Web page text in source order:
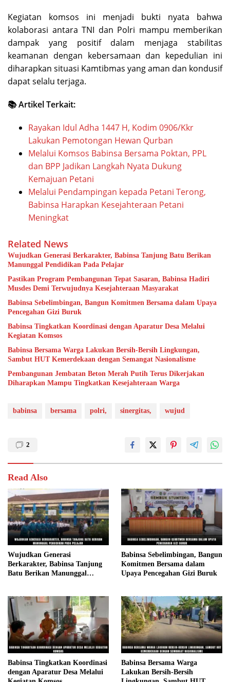
Kegiatan komsos ini menjadi bukti nyata bahwa
kolaborasi antara TNI dan Polri mampu memberikan
dampak yang positif dalam menjaga stabilitas
keamanan dengan kebersamaan dan kepedulian ini
diharapkan situasi Kamtibmas yang aman dan kondusif
dapat selalu terjaga.
📚 Artikel Terkait:
Rayakan Idul Adha 1447 H, Kodim 0906/Kkr
Lakukan Pemotongan Hewan Qurban
Melalui Komsos Babinsa Bersama Poktan, PPL
dan BPP Jadikan Langkah Nyata Dukung
Kemajuan Petani
Melalui Pendampingan kepada Petani Terong,
Babinsa Harapkan Kesejahteraan Petani
Meningkat
Related News
Wujudkan Generasi Berkarakter, Babinsa Tanjung Batu Berikan
Manunggal Pendidikan Pada Pelajar
Pastikan Program Pembangunan Tepat Sasaran, Babinsa Hadiri
Musdes Demi Terwujudnya Kesejahteraan Masyarakat
Babinsa Sebelimbingan, Bangun Komitmen Bersama dalam Upaya
Pencegahan Gizi Buruk
Babinsa Tingkatkan Koordinasi dengan Aparatur Desa Melalui
Kegiatan Komsos
Babinsa Bersama Warga Lakukan Bersih-Bersih Lingkungan,
Sambut HUT Kemerdekaan dengan Semangat Nasionalisme
Pembangunan Jembatan Beton Merah Putih Terus Dikerjakan
Diharapkan Mampu Tingkatkan Kesejahteraan Warga
babinsa bersama polri, sinergitas, wujud
2
Read Also
Wujudkan Generasi
Berkarakter, Babinsa Tanjung
Batu Berikan Manunggal
Babinsa Sebelimbingan, Bangun
Komitmen Bersama dalam
Upaya Pencegahan Gizi Buruk
Babinsa Tingkatkan Koordinasi
dengan Aparatur Desa Melalui
Babinsa Bersama Warga
Lakukan Bersih-Bersih